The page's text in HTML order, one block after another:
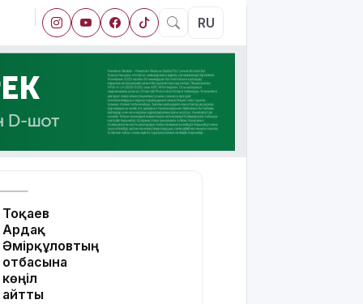
RU
Тоқаев
Ардақ
Әмірқұловтың
отбасына
көңіл
айтты